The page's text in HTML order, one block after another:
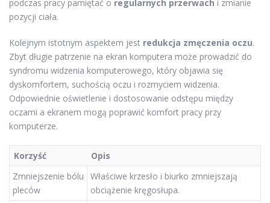
podczas pracy pamiętać o regularnych przerwach i zmianie
pozycji ciała.
Kolejnym istotnym aspektem jest redukcja zmęczenia oczu.
Zbyt długie patrzenie na ekran komputera może prowadzić do
syndromu widzenia komputerowego, który objawia się
dyskomfortem, suchością oczu i rozmyciem widzenia.
Odpowiednie oświetlenie i dostosowanie odstępu między
oczami a ekranem mogą poprawić komfort pracy przy
komputerze.
Korzyść
Opis
Zmniejszenie bólu
pleców
Właściwe krzesło i biurko zmniejszają
obciążenie kręgosłupa.